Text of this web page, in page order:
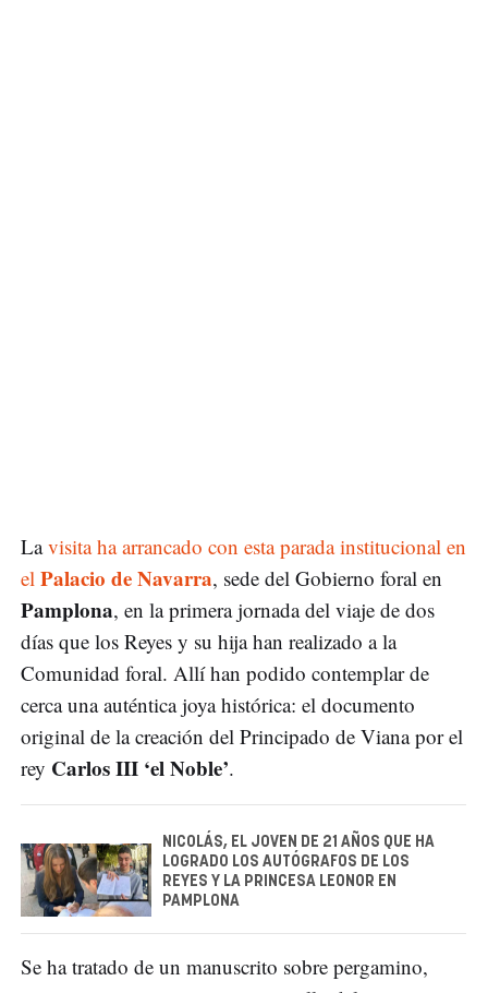
Lavisita ha arrancado con esta parada institucional en
el Palacio de Navarra, sede del Gobierno foral en
Pamplona, en la primera jornada del viaje de dos
días que los Reyes y su hija han realizado a la
Comunidad foral. Allí han podido contemplar de
cerca una auténtica joya histórica: el documento
original de la creación del Principado de Viana por el
rey Carlos III ‘el Noble’.
NICOLÁS, EL JOVEN DE 21 AÑOS QUE HA
LOGRADO LOS AUTÓGRAFOS DE LOS
REYES Y LA PRINCESA LEONOR EN
PAMPLONA
Se ha tratado de un manuscrito sobre pergamino,